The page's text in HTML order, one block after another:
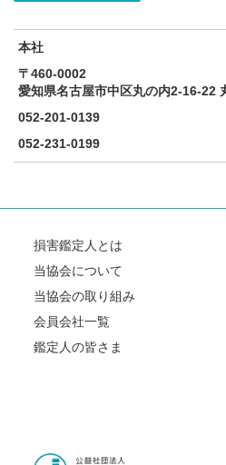
関連団体との連携
反社会的勢力への対応
本社
〒460-0002
愛知県名古屋市中区丸の内2-16-22
052-201-0139
052-231-0199
損害鑑定人とは
当協会について
当協会の取り組み
会員会社一覧
鑑定人の皆さま